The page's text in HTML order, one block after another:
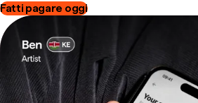
Fatti pagare oggi